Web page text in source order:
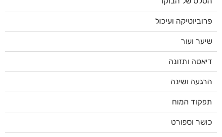
פרוביוטיקה ועיכול
שיער ועור
דיאטה ותזונה
הרגעה ושינה
תפקוד המוח
כושר וספורט